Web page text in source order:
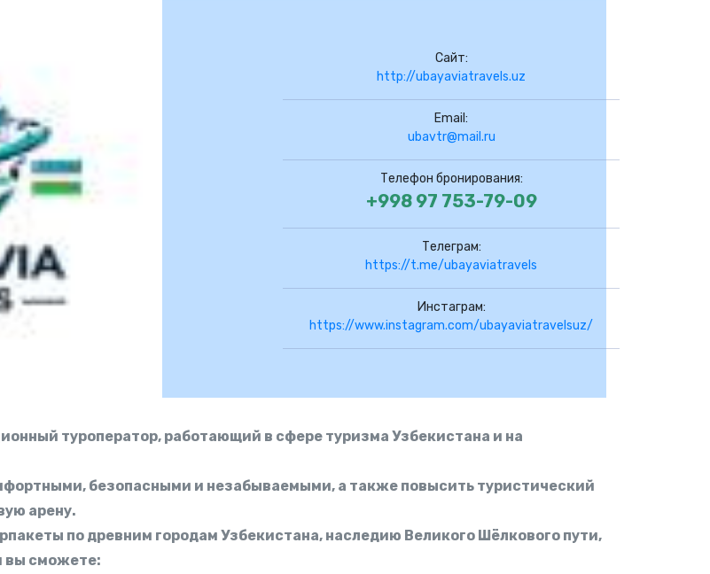
Сайт:
http://ubayaviatravels.uz
Email:
ubavtr@mail.ru
Телефон бронирования:
+998 97 753-79-09
Телеграм:
https://t.me/ubayaviatravels
Инстаграм:
https://www.instagram.com/ubayaviatravelsuz/
туроператор, работающий в сфере туризма Узбекистана и на
безопасными и незабываемыми, а также повысить туристический
арену.
по древним городам Узбекистана, наследию Великого Шёлкового пути,
вы сможете: